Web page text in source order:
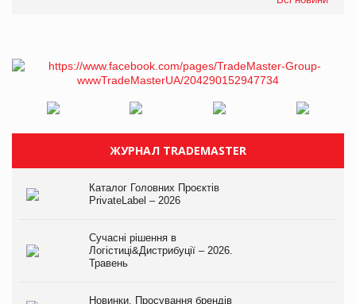
ЖУРНАЛ TRADEMASTER
Каталог Головних Проєктів
PrivateLabel – 2026
Сучасні рішення в
Логістиці&Дистрибуції – 2026.
Травень
Новинки. Просування брендів